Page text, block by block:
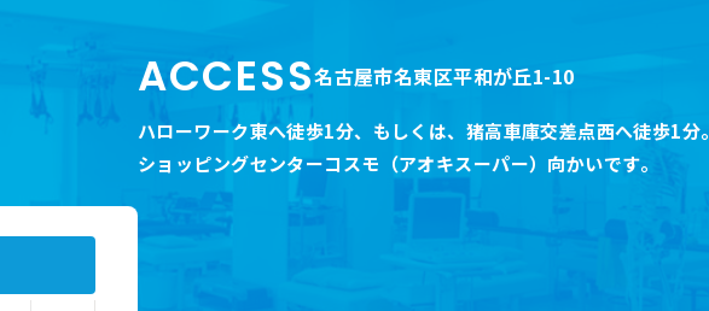
ACCESS名古屋市名東区平和が丘1-10
ハローワーク東へ徒歩1分、 もしくは、猪高車庫交差点西へ徒歩1分。
ショッピングセンターコスモ（アオキスーパー） 向かいです。